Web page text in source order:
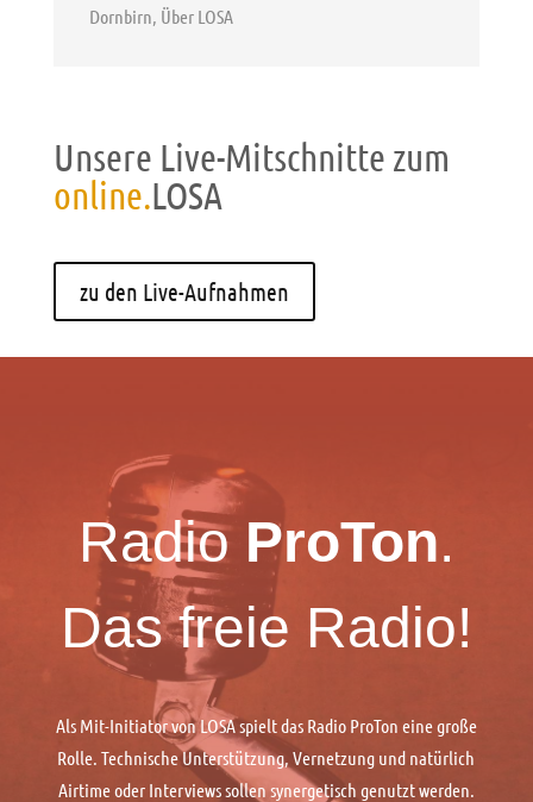
Dornbirn Über LOSA
Unsere Live-Mitschnitte zum
online.LOSA
zu den Live-Aufnahmen
Radio ProTon.
Das freie Radio!
Als Mit-Initiator von LOSA spielt das Radio ProTon eine große
Rolle. Technische Unterstützung, Vernetzung und natürlich
Airtime oder Interviews sollen synergetisch genutzt werden.